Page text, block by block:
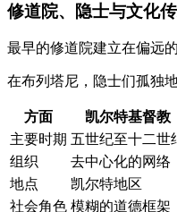
修道院、隐士与文化
最早的修道院建立在偏远的
在布列塔尼，隐士们孤独
方面 凯尔特基督教
主要时期 五世纪至十二世
组织
去中心化的网络
地点
凯尔特地区
社会角色 模糊的道德框架